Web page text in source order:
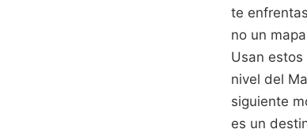
te
no un
Usan
nivel del
siguiente
es un